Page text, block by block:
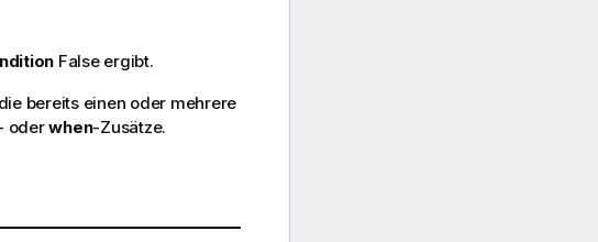
Falseergibt.
bereits einen oder mehrere
oderwhen-Zusätze.